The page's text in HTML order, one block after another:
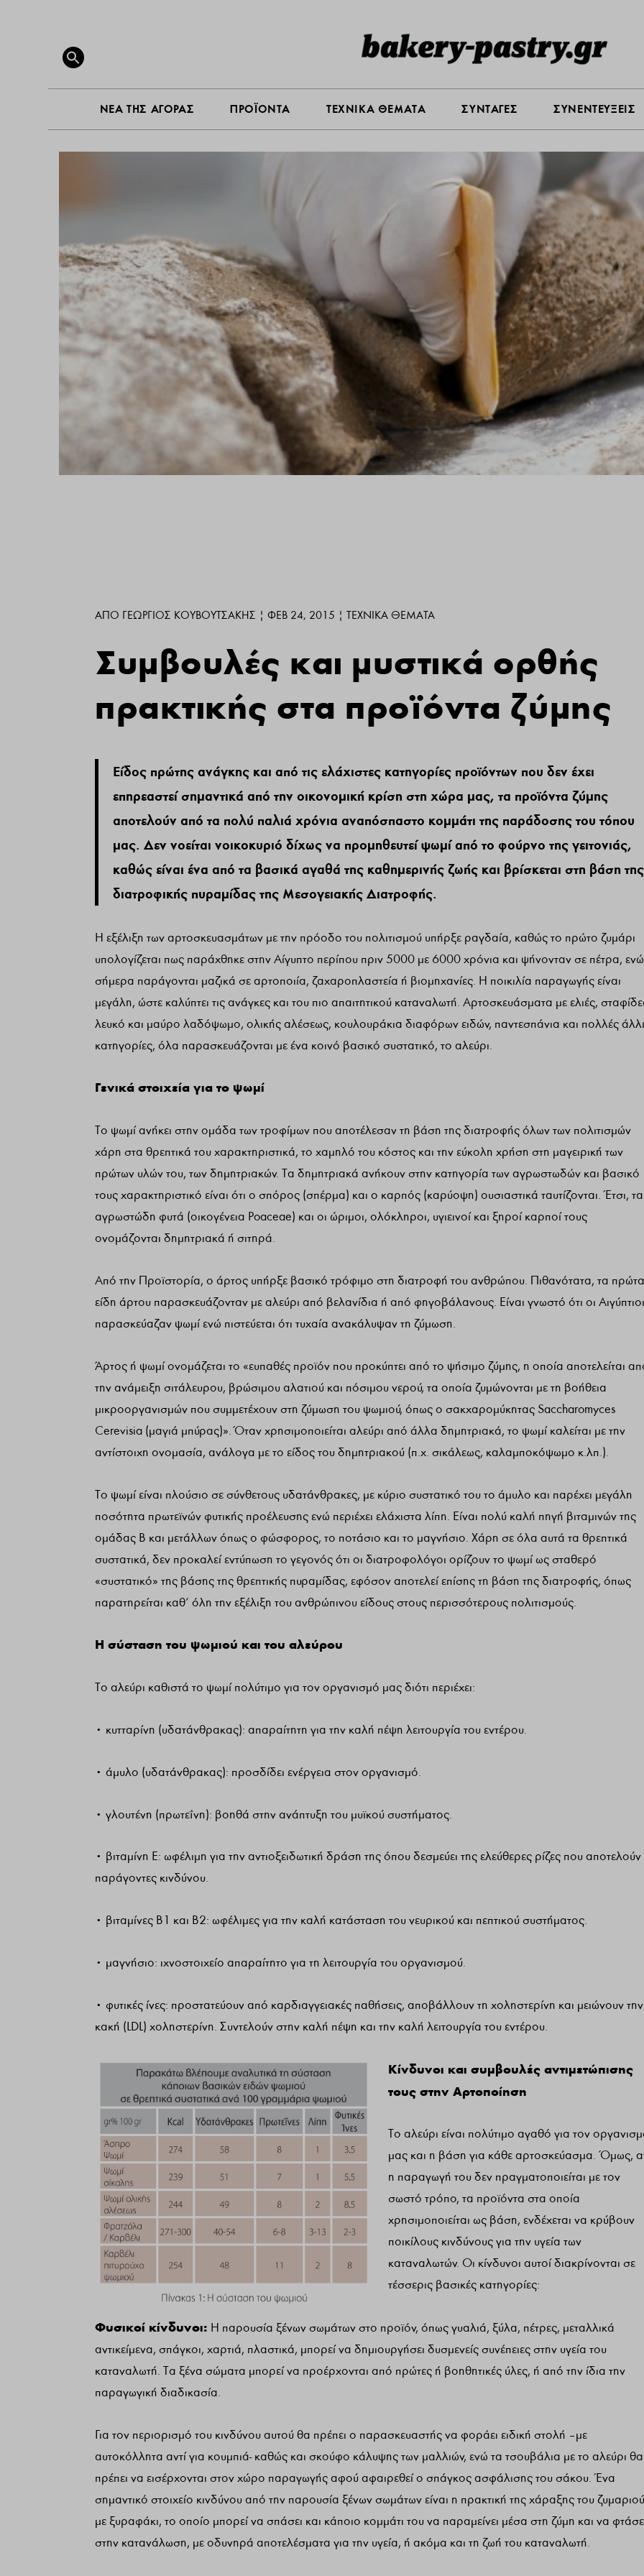
Search
for:
SEARCH BUTTON
ΝΕΑ ΤΗΣ ΑΓΟΡΑΣ ΠΡΟΪΟΝΤΑ ΤΕΧΝΙΚΑ ΘΕΜΑΤΑ ΣΥΝΤΑΓΕΣ ΣΥΝΕΝΤΕΥΞΕΙΣ
ΑΠΌ ΓΕΏΡΓΙΟΣ ΚΟΥΒΟΥΤΣΆΚΗΣ | ΦΕΒ 24, 2015 | ΤΕΧΝΙΚΆ ΘΈΜΑΤΑ
Συμβουλές και μυστικά ορθής
πρακτικής στα προϊόντα ζύμης
Είδος πρώτης ανάγκης και από τις ελάχιστες κατηγορίες προϊόντων που δεν έχει
επηρεαστεί σημαντικά από την οικονομική κρίση στη χώρα μας, τα προϊόντα ζύμης
αποτελούν από τα πολύ παλιά χρόνια αναπόσπαστο κομμάτι της παράδοσης του τόπου
μας. Δεν νοείται νοικοκυριό δίχως να προμηθευτεί ψωμί από το φούρνο της γειτονιάς,
καθώς είναι ένα από τα βασικά αγαθά της καθημερινής ζωής και βρίσκεται στη βάση της
διατροφικής πυραμίδας της Μεσογειακής Διατροφής.
Η εξέλιξη των αρτοσκευασμάτων με την πρόοδο του πολιτισμού υπήρξε ραγδαία, καθώς το πρώτο ζυμάρι
υπολογίζεται πως παράχθηκε στην Αίγυπτο περίπου πριν 5000 με 6000 χρόνια και ψήνονταν σε πέτρα, ενώ
σήμερα παράγονται μαζικά σε αρτοποιία, ζαχαροπλαστεία ή βιομηχανίες. Η ποικιλία παραγωγής είναι
μεγάλη, ώστε καλύπτει τις ανάγκες και του πιο απαιτητικού καταναλωτή. Αρτοσκευάσματα με ελιές,
λευκό και μαύρο λαδόψωμο, ολικής αλέσεως, κουλουράκια διαφόρων ειδών, παντεσπάνια και πολλές
κατηγορίες, όλα παρασκευάζονται με ένα κοινό βασικό συστατικό, το αλεύρι.
Γενικά στοιχεία για το ψωμί
Το ψωμί ανήκει στην ομάδα των τροφίμων που αποτέλεσαν τη βάση της διατροφής όλων των πολιτισμών
χάρη στα θρεπτικά του χαρακτηριστικά, το χαμηλό του κόστος και την εύκολη χρήση στη μαγειρική των
πρώτων υλών του, των δημητριακών. Τα δημητριακά ανήκουν στην κατηγορία των αγρωστωδών και βασικό
τους χαρακτηριστικό είναι ότι ο σπόρος (σπέρμα) και ο καρπός (καρύοψη) ουσιαστικά ταυτίζονται. Έτσι, τα
αγρωστώδη φυτά (οικογένεια Poaceae) και οι ώριμοι, ολόκληροι, υγιεινοί και ξηροί καρποί τους
ονομάζονται δημητριακά ή σιτηρά.
Από την Προϊστορία, ο άρτος υπήρξε βασικό τρόφιμο στη διατροφή του ανθρώπου. Πιθανότατα, τα πρώτα
είδη άρτου παρασκευάζονταν με αλεύρι από βελανίδια ή από φηγοβάλανους. Είναι γνωστό ότι οι Αιγύπτιοι
παρασκεύαζαν ψωμί ενώ πιστεύεται ότι τυχαία ανακάλυψαν τη ζύμωση.
Άρτος ή ψωμί ονομάζεται το «ευπαθές προϊόν που προκύπτει από το ψήσιμο ζύμης, η οποία αποτελείται
την ανάμειξη σιτάλευρου, βρώσιμου αλατιού και πόσιμου νερού, τα οποία ζυμώνονται με τη βοήθεια
μικροοργανισμών που συμμετέχουν στη ζύμωση του ψωμιού, όπως ο σακχαρομύκητας Saccharomyces
Cerevisia (μαγιά μπύρας)». Όταν χρησιμοποιείται αλεύρι από άλλα δημητριακά, το ψωμί καλείται με την
αντίστοιχη ονομασία, ανάλογα με το είδος του δημητριακού (π.χ. σικάλεως, καλαμποκόψωμο κ.λπ.).
Το ψωμί είναι πλούσιο σε σύνθετους υδατάνθρακες, με κύριο συστατικό του το άμυλο και παρέχει μεγάλη
ποσότητα πρωτεϊνών φυτικής προέλευσης ενώ περιέχει ελάχιστα λίπη. Είναι πολύ καλή πηγή βιταμινών της
ομάδας Β και μετάλλων όπως ο φώσφορος, το ποτάσιο και το μαγνήσιο. Χάρη σε όλα αυτά τα θρεπτικά
συστατικά, δεν προκαλεί εντύπωση το γεγονός ότι οι διατροφολόγοι ορίζουν το ψωμί ως σταθερό
«συστατικό» της βάσης της θρεπτικής πυραμίδας, εφόσον αποτελεί επίσης τη βάση της διατροφής, όπως
παρατηρείται καθ’ όλη την εξέλιξη του ανθρώπινου είδους στους περισσότερους πολιτισμούς.
Η σύσταση του ψωμιού και του αλεύρου
Το αλεύρι καθιστά το ψωμί πολύτιμο για τον οργανισμό μας διότι περιέχει:
• κυτταρίνη (υδατάνθρακας): απαραίτητη για την καλή πέψη λειτουργία του εντέρου.
• άμυλο (υδατάνθρακας): προσδίδει ενέργεια στον οργανισμό.
• γλουτένη (πρωτεΐνη): βοηθά στην ανάπτυξη του μυϊκού συστήματος.
• βιταμίνη Ε: ωφέλιμη για την αντιοξειδωτική δράση της όπου δεσμεύει της ελεύθερες ρίζες που αποτελούν
παράγοντες κινδύνου.
• βιταμίνες Β1 και Β2: ωφέλιμες για την καλή κατάσταση του νευρικού και πεπτικού συστήματος.
• μαγνήσιο: ιχνοστοιχείο απαραίτητο για τη λειτουργία του οργανισμού.
• φυτικές ίνες: προστατεύουν από καρδιαγγειακές παθήσεις, αποβάλλουν τη χοληστερίνη και μειώνουν την
κακή (LDL) χοληστερίνη. Συντελούν στην καλή πέψη και την καλή λειτουργία του εντέρου.
Κίνδυνοι και συμβουλές αντιμετώπισης
τους στην Αρτοποίηση
Το αλεύρι είναι πολύτιμο αγαθό για τον
μας και η βάση για κάθε αρτοσκεύασμα. Όμως,
η παραγωγή του δεν πραγματοποιείται με τον
σωστό τρόπο, τα προϊόντα στα οποία
χρησιμοποιείται ως βάση, ενδέχεται να κρύβουν
ποικίλους κινδύνους για την υγεία των
καταναλωτών. Οι κίνδυνοι αυτοί διακρίνονται σε
τέσσερις βασικές κατηγορίες:
Φυσικοί κίνδυνοι: Η παρουσία ξένων σωμάτων στο προϊόν, όπως γυαλιά, ξύλα, πέτρες, μεταλλικά
αντικείμενα, σπάγκοι, χαρτιά, πλαστικά, μπορεί να δημιουργήσει δυσμενείς συνέπειες στην υγεία του
καταναλωτή. Τα ξένα σώματα μπορεί να προέρχονται από πρώτες ή βοηθητικές ύλες, ή από την ίδια την
παραγωγική διαδικασία.
Για τον περιορισμό του κινδύνου αυτού θα πρέπει ο παρασκευαστής να φοράει ειδική στολή – με
αυτοκόλλητα αντί για κουμπιά- καθώς και σκούφο κάλυψης των μαλλιών, ενώ τα τσουβάλια με το αλεύρι θα
πρέπει να εισέρχονται στον χώρο παραγωγής αφού αφαιρεθεί ο σπάγκος ασφάλισης του σάκου. Ένα
σημαντικό στοιχείο κινδύνου από την παρουσία ξένων σωμάτων είναι η πρακτική της χάραξης του ζυμαριού
με ξυραφάκι, το οποίο μπορεί να σπάσει και κάποιο κομμάτι του να παραμείνει μέσα στη ζύμη και να
στην κατανάλωση, με οδυνηρά αποτελέσματα για την υγεία, ή ακόμα και τη ζωή του καταναλωτή.